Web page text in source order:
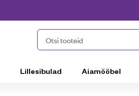
Otsi tooteid
Lillesibulad Aiamööbel